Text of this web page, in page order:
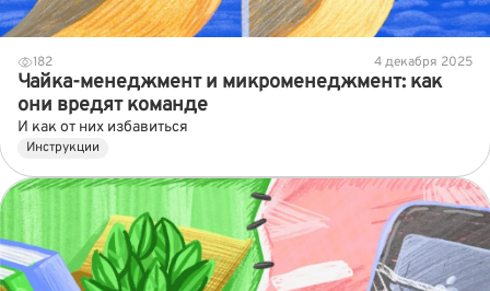
182 4 декабря 2025
Чайка-менеджмент и микроменеджмент: как
они вредят команде
И как от них избавиться
Инструкции